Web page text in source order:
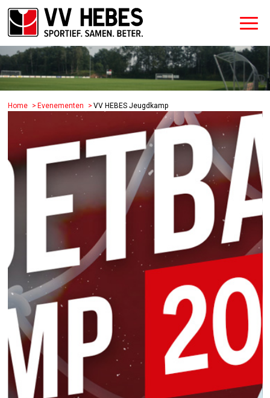
Home Evenementen VV HEBES Jeugdkamp